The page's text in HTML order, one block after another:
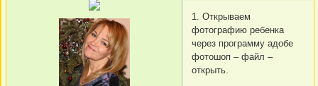
1. Открываем
фотографию ребенка
через программу адобе
фотошоп – файл –
открыть.